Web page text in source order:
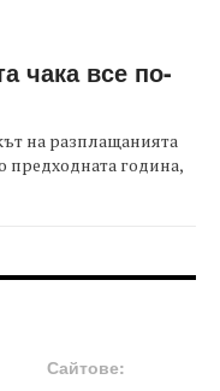
чака все по-
на разплащанията
предходната година,
Сайтове: